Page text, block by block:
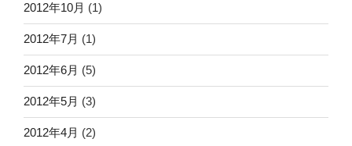
2012年10月 (1)
2012年7月 (1)
2012年6月 (5)
2012年5月 (3)
2012年4月 (2)